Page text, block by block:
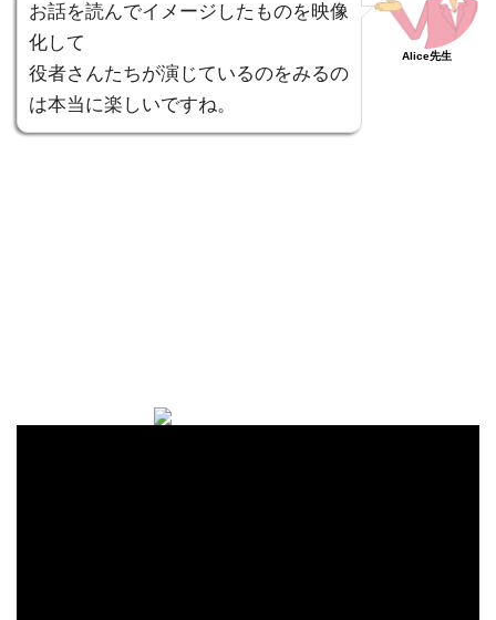
お話を読んでイメージしたものを映像
化して
役者さんたちが演じているのをみるの
は本当に楽しいですね。
Alice先生